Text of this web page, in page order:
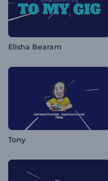
Elisha Bearam
Tony